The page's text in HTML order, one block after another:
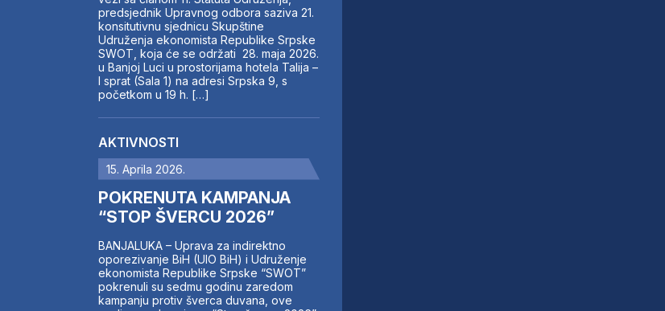
predsjednik Upravnog odbora saziva 21.
konsitutivnu sjednicu Skupštine
Udruženja ekonomista Republike Srpske
SWOT, koja će se održati 28. maja 2026.
u Banjoj Luci u prostorijama hotela Talija –
I sprat (Sala 1) na adresi Srpska 9, s
početkom u 19 h. […]
AKTIVNOSTI
15. Aprila 2026.
POKRENUTA KAMPANJA
“STOP ŠVERCU 2026”
BANJALUKA – Uprava za indirektno
oporezivanje BiH (UIO BiH) i Udruženje
ekonomista Republike Srpske “SWOT”
pokrenuli su sedmu godinu zaredom
kampanju protiv šverca duvana, ove